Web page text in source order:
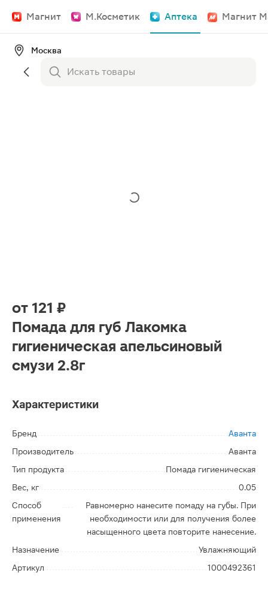
Магнит М.Косметик Аптека Магнит
Москва
от 121 ₽
Помада для губ Лакомка
гигиеническая апельсиновый
смузи 2.8г
Характеристики
Бренд
Аванта
Производитель
Аванта
Тип продукта
Помада гигиеническая
Вес, кг
0.05
Способ
применения
Равномерно нанесите помаду на губы. При
необходимости или для получения более
насыщенного цвета повторите нанесение.
Назначение
Увлажняющий
Артикул
1000492361